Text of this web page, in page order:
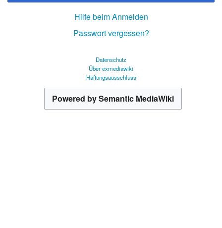
Hilfe beim Anmelden
Passwort vergessen?
Datenschutz
Über exmediawiki
Haftungsausschluss
Powered by Semantic MediaWiki